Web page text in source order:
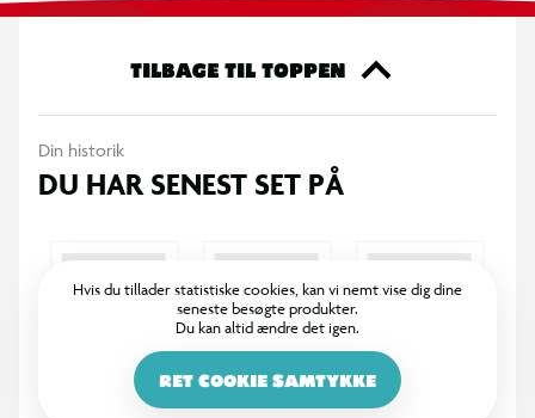
TILBAGE TIL TOPPEN
Din historik
DU HAR SENEST SET PÅ
Hvis du tillader statistiske cookies, kan vi nemt vise dig dine
seneste besøgte produkter.
Du kan altid ændre det igen.
RET COOKIE SAMTYKKE